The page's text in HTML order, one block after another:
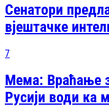
Сенатори
вјештачке
7
Мема: Враћање
Русији води ка